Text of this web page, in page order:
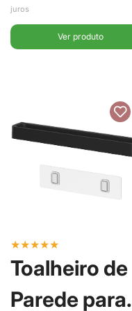
juros
Ver produto
★★★★★
Toalheiro de
Parede para